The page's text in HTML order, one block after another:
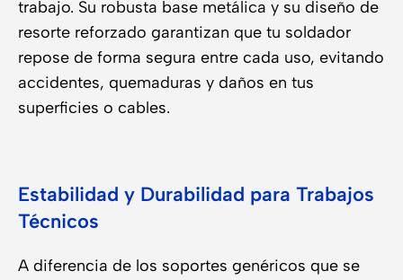
trabajo. Su robusta base metálica y su diseño de
resorte reforzado garantizan que tu soldador
repose de forma segura entre cada uso, evitando
accidentes, quemaduras y daños en tus
superficies o cables.
Estabilidad y Durabilidad para Trabajos
Técnicos
A diferencia de los soportes genéricos que se